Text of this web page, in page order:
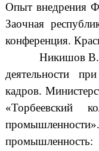
Опыт внедрения
Заочная
конференция.
Никишов
деятельности
кадров.
«Торбеевский